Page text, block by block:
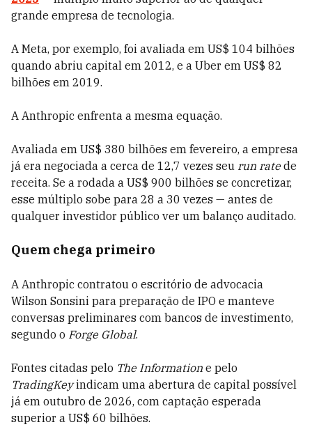
grande empresa de tecnologia.
A Meta, por exemplo, foi avaliada em US$ 104 bilhões
quando abriu capital em 2012, e a Uber em US$ 82
bilhões em 2019.
A Anthropic enfrenta a mesma equação.
Avaliada em US$ 380 bilhões em fevereiro, a empresa
já era negociada a cerca de 12,7 vezes seu run ratede
receita. Se a rodada a US$ 900 bilhões se concretizar,
esse múltiplo sobe para 28 a 30 vezes — antes de
qualquer investidor público ver um balanço auditado.
Quem chega primeiro
A Anthropic contratou o escritório de advocacia
Wilson Sonsini para preparação de IPO e manteve
conversas preliminares com bancos de investimento,
segundo o Forge Global.
Fontes citadas pelo The Information e pelo
TradingKeyindicam uma abertura de capital possível
já em outubro de 2026, com captação esperada
superior a US$ 60 bilhões.